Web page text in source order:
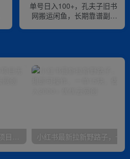
单号日入100+，孔夫子旧书
网搬运闲鱼，长期靠谱副业
无限接码撸红包单号0.75项目无偿分享给你【揭秘】